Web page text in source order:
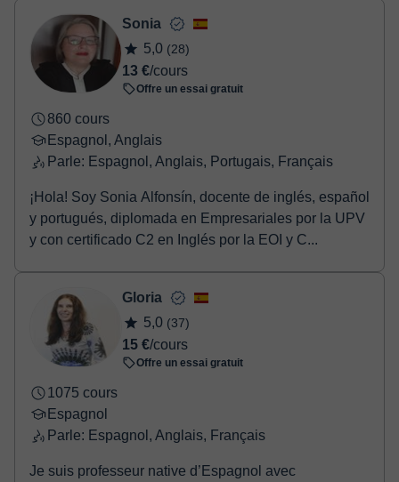
Sonia
5,0 (28)
13 €/cours
Offre un essai gratuit
860 cours
Espagnol, Anglais
Parle: Espagnol, Anglais, Portugais, Français
¡Hola! Soy Sonia Alfonsín, docente de inglés, español
y portugués, diplomada en Empresariales por la UPV
y con certificado C2 en Inglés por la EOI y C...
Gloria
5,0 (37)
15 €/cours
Offre un essai gratuit
1075 cours
Espagnol
Parle: Espagnol, Anglais, Français
Je suis professeur native d’Espagnol avec